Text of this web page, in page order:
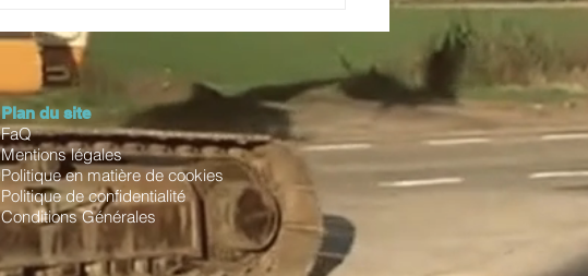
Plan du site
FaQ
Mentions légales
Politique en matière de cookies
Politique de confidentialité
Conditions Générales